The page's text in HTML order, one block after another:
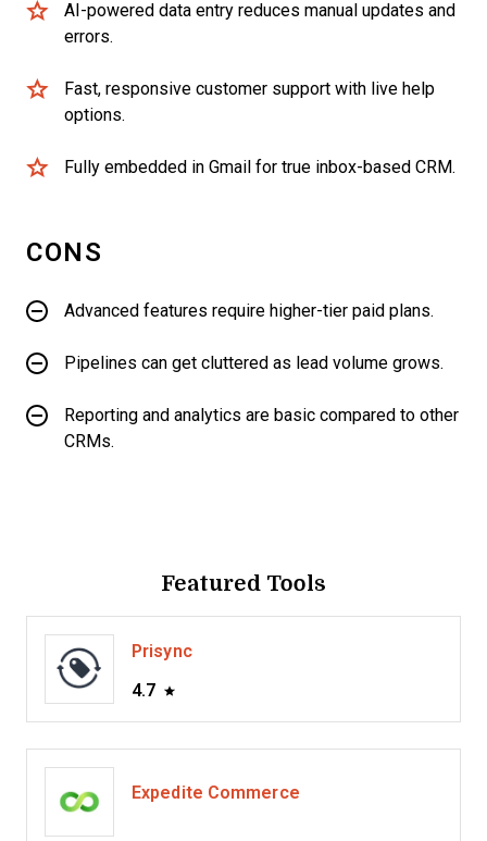
AI-powered data entry reduces manual updates and
errors.
Fast, responsive customer support with live help
options.
Fully embedded in Gmail for true inbox-based CRM.
CONS
Advanced features require higher-tier paid plans.
Pipelines can get cluttered as lead volume grows.
Reporting and analytics are basic compared to other
CRMs.
Featured Tools
Prisync
4.7
Expedite Commerce